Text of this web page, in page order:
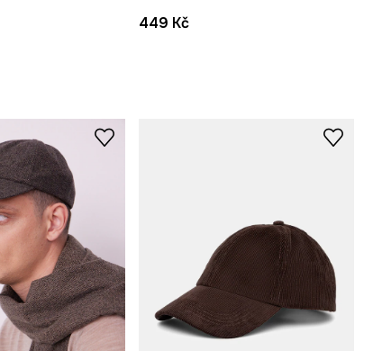
449 Kč